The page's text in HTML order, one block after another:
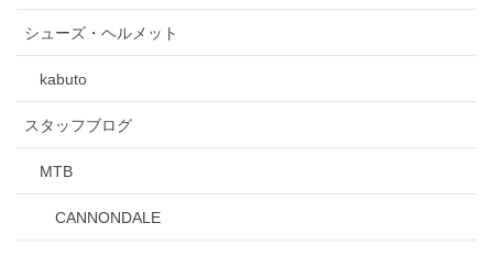
シューズ・ヘルメット
kabuto
スタッフブログ
MTB
CANNONDALE